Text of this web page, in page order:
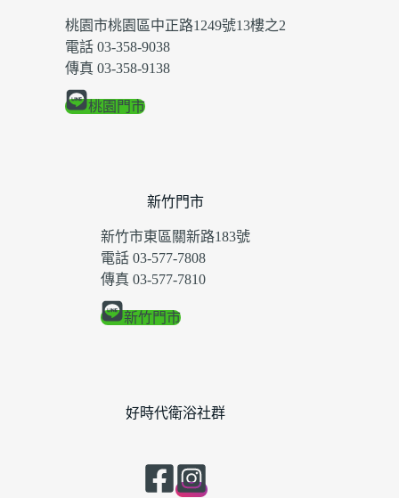
桃園市桃園區中正路1249號13樓之2
電話 03-358-9038
傳真 03-358-9138
桃園門市
新竹門市
新竹市東區關新路183號
電話 03-577-7808
傳真 03-577-7810
新竹門市
好時代衛浴社群